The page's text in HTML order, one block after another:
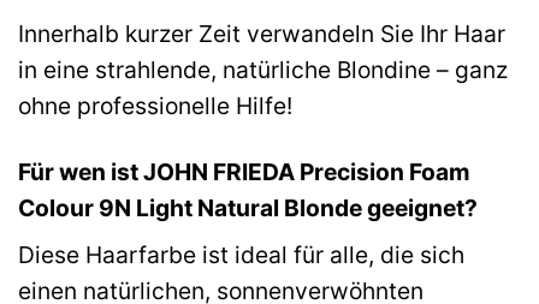
Innerhalb kurzer Zeit verwandeln Sie Ihr Haar
in eine strahlende, natürliche Blondine – ganz
ohne professionelle Hilfe!
Für wen ist JOHN FRIEDA Precision Foam
Colour 9N Light Natural Blonde geeignet?
Diese Haarfarbe ist ideal für alle, die sich
einen natürlichen, sonnenverwöhnten